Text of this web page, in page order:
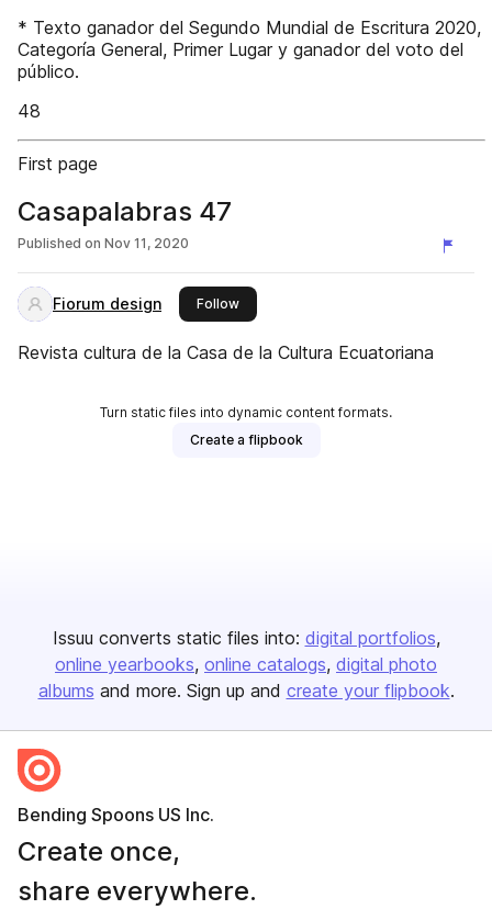
* Texto ganador del Segundo Mundial de Escritura 2020,
Categoría General, Primer Lugar y ganador del voto del
público.
48
First page
Casapalabras 47
Published on Nov 11, 2020
Fiorum design Followthis publisher
Revista cultura de la Casa de la Cultura Ecuatoriana
Turn static files into dynamic content formats.
Create a flipbook
Issuu converts static files into: digital portfolios
online yearbooks online catalogs digital photo
albums and more. Sign up and create your flipbook.
Bending Spoons US Inc.
Create once,
share everywhere.